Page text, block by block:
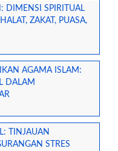
DIMENSI SPIRITUAL
ZAKAT, PUASA,
AGAMA ISLAM:
DALAM
TINJAUAN
STRES